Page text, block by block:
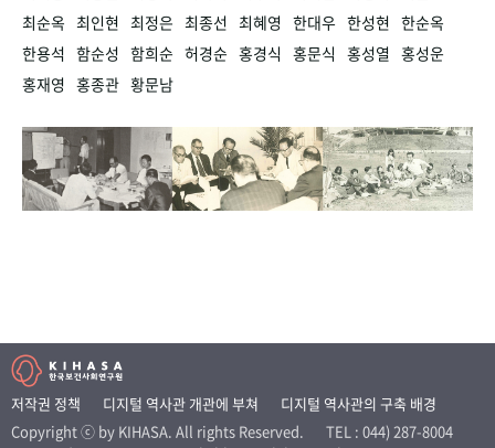
최순옥 최인현 최정은 최종선 최혜영 한대우 한성현 한순옥
한용석 함순성 함희순 허경순 홍경식 홍문식 홍성열 홍성운
홍재영 홍종관 황문남
저작권 정책 디지털 역사관 개관에 부쳐
디지털 역사관의 구축 배경
Copyright ⓒ by KIHASA. All rights Reserved.
TEL : 044) 287-8004